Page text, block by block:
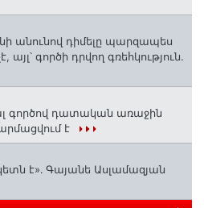
անունով դիմելը պարզապես
գործի դրվող գռեհկություն.
գործով դատական առաջին
է
է»․ Գայանե Ասլամազյան